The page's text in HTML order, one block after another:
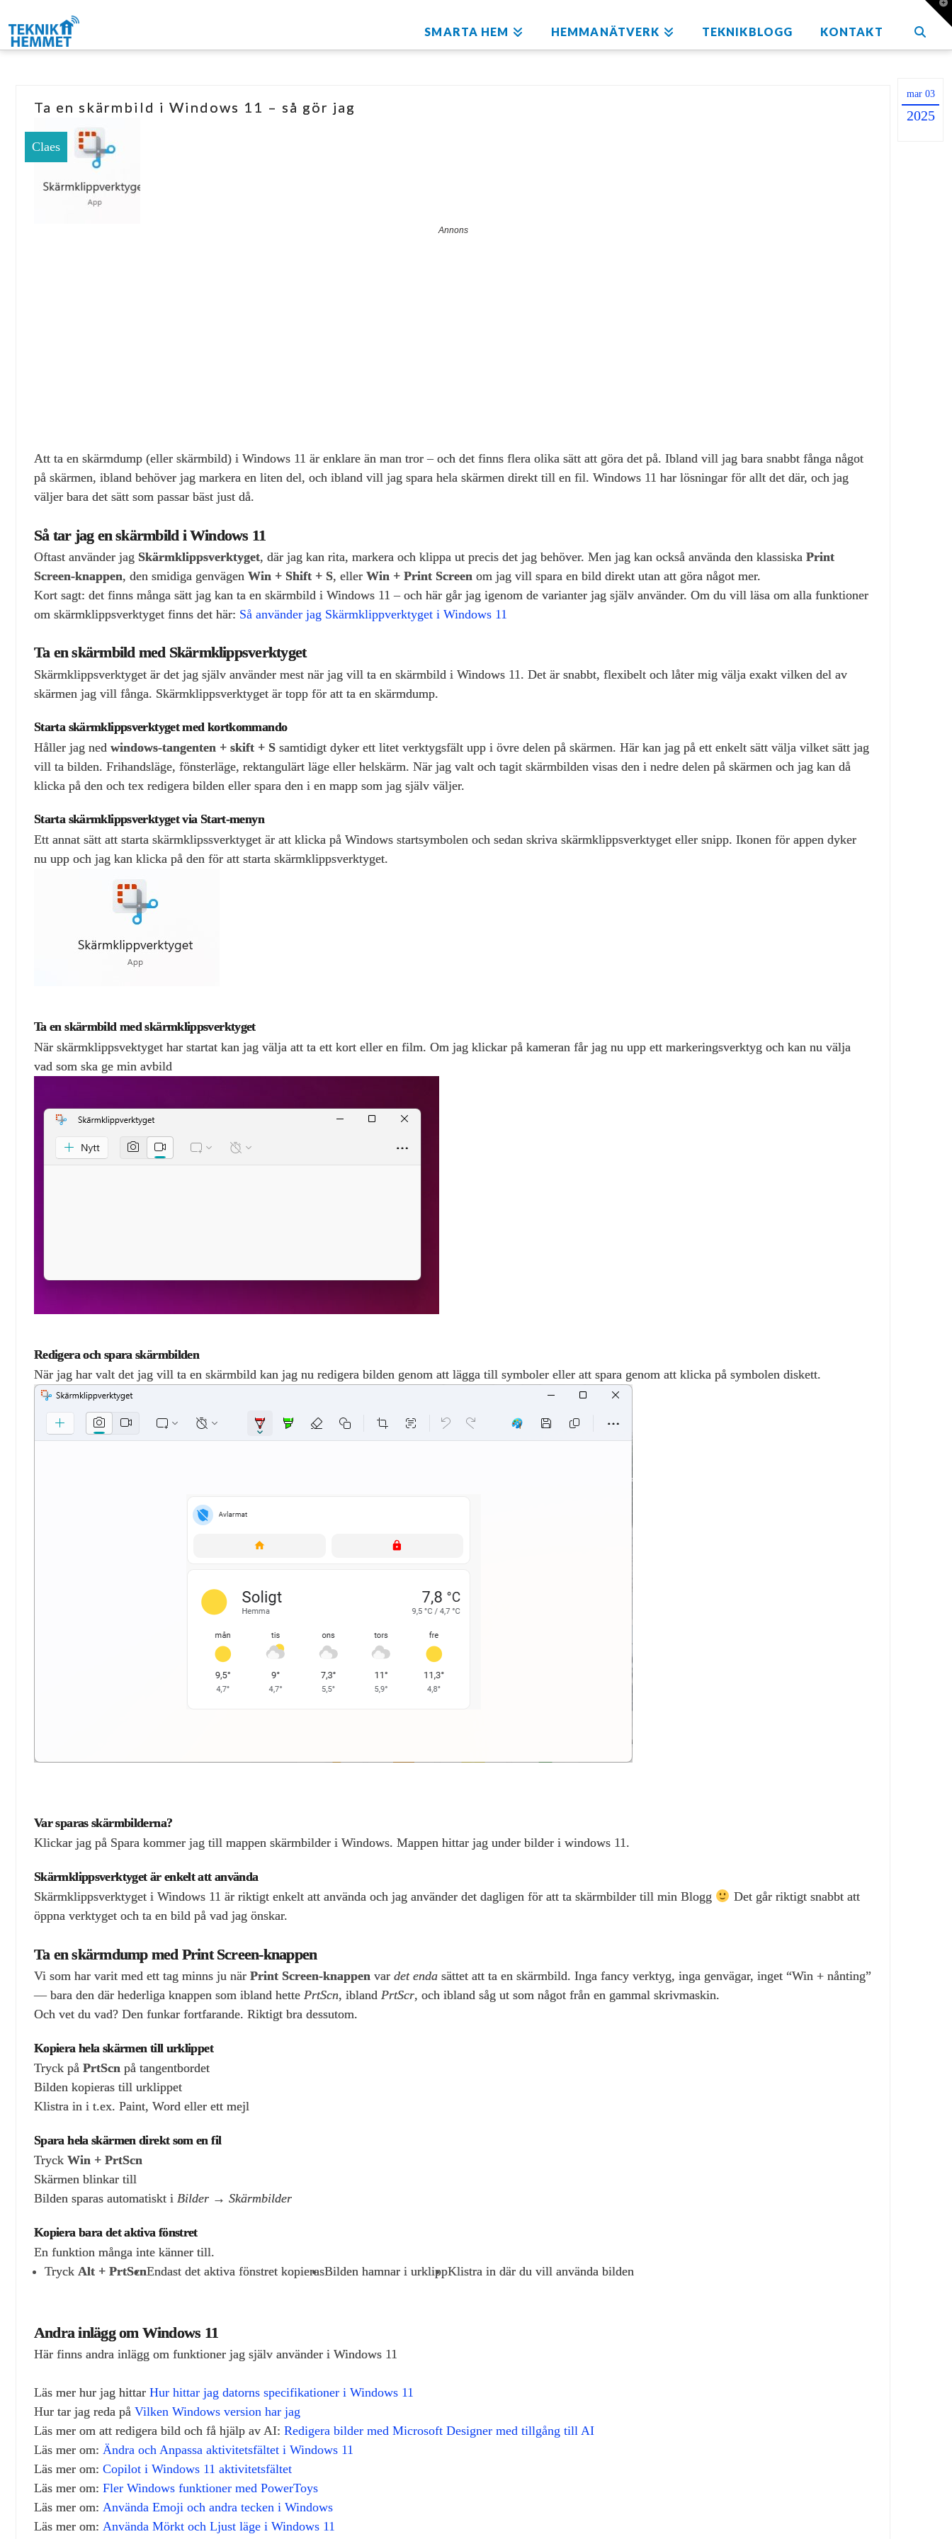
SMARTA HEM HEMMANÄTVERK TEKNIKBLOGG KONTAKT
mar 03
2025
Ta en skärmbild i Windows 11 – så gör jag
Claes
Att ta en skärmdump (eller skärmbild) i Windows 11 är enklare än man tror – och det finns flera olika sätt att göra det på. Ibland vill jag bara snabbt fånga något
på skärmen, ibland behöver jag markera en liten del, och ibland vill jag spara hela skärmen direkt till en fil. Windows 11 har lösningar för allt det där, och jag
väljer bara det sätt som passar bäst just då.
Så tar jag en skärmbild i Windows 11
Oftast använder jag Skärmklippsverktyget, där jag kan rita, markera och klippa ut precis det jag behöver. Men jag kan också använda den klassiska Print
Screen‑knappen, den smidiga genvägen Win + Shift + S, eller Win + Print Screen om jag vill spara en bild direkt utan att göra något mer.
Kort sagt: det finns många sätt jag kan ta en skärmbild i Windows 11 – och här går jag igenom de varianter jag själv använder. Om du vill läsa om alla funktioner
om skärmklippsverktyget finns det här: Så använder jag Skärmklippverktyget i Windows 11
Ta en skärmbild med Skärmklippsverktyget
Skärmklippsverktyget är det jag själv använder mest när jag vill ta en skärmbild i Windows 11. Det är snabbt, flexibelt och låter mig välja exakt vilken del av
skärmen jag vill fånga. Skärmklippsverktyget är topp för att ta en skärmdump.
Starta skärmklippsverktyget med kortkommando
Håller jag ned windows-tangenten + skift + S samtidigt dyker ett litet verktygsfält upp i övre delen på skärmen. Här kan jag på ett enkelt sätt välja vilket sätt jag
vill ta bilden. Frihandsläge, fönsterläge, rektangulärt läge eller helskärm. När jag valt och tagit skärmbilden visas den i nedre delen på skärmen och jag kan då
klicka på den och tex redigera bilden eller spara den i en mapp som jag själv väljer.
Starta skärmklippsverktyget via Start-menyn
Ett annat sätt att starta skärmklipssverktyget är att klicka på Windows startsymbolen och sedan skriva skärmklippsverktyget eller snipp. Ikonen för appen dyker
nu upp och jag kan klicka på den för att starta skärmklippsverktyget.
Ta en skärmbild med skärmklippsverktyget
När skärmklippsvektyget har startat kan jag välja att ta ett kort eller en film. Om jag klickar på kameran får jag nu upp ett markeringsverktyg och kan nu välja
vad som ska ge min avbild
Redigera och spara skärmbilden
När jag har valt det jag vill ta en skärmbild kan jag nu redigera bilden genom att lägga till symboler eller att spara genom att klicka på symbolen diskett.
Var sparas skärmbilderna?
Klickar jag på Spara kommer jag till mappen skärmbilder i Windows. Mappen hittar jag under bilder i windows 11.
Skärmklippsverktyget är enkelt att använda
Skärmklippsverktyget i Windows 11 är riktigt enkelt att använda och jag använder det dagligen för att ta skärmbilder till min Blogg
Det går riktigt snabbt att
öppna verktyget och ta en bild på vad jag önskar.
Ta en skärmdump med Print Screen‑knappen
Vi som har varit med ett tag minns ju när Print Screen‑knappen var det enda sättet att ta en skärmbild. Inga fancy verktyg, inga genvägar, inget “Win + nånting”
— bara den där hederliga knappen som ibland hette PrtScn, ibland PrtScr, och ibland såg ut som något från en gammal skrivmaskin.
Och vet du vad? Den funkar fortfarande. Riktigt bra dessutom.
Kopiera hela skärmen till urklippet
Tryck på PrtScn på tangentbordet
Bilden kopieras till urklippet
Klistra in i t.ex. Paint, Word eller ett mejl
Spara hela skärmen direkt som en fil
Tryck Win + PrtScn
Skärmen blinkar till
Bilden sparas automatiskt i Bilder → Skärmbilder
Kopiera bara det aktiva fönstret
En funktion många inte känner till.
Tryck Alt + PrtScnEndast det aktiva fönstret kopierasBilden hamnar i urklippKlistra in där du vill använda bilden
Andra inlägg om Windows 11
Här finns andra inlägg om funktioner jag själv använder i Windows 11
Läs mer hur jag hittar Hur hittar jag datorns specifikationer i Windows 11
Hur tar jag reda på Vilken Windows version har jag
Läs mer om att redigera bild och få hjälp av AI: Redigera bilder med Microsoft Designer med tillgång till AI
Läs mer om: Ändra och Anpassa aktivitetsfältet i Windows 11
Läs mer om: Copilot i Windows 11 aktivitetsfältet
Läs mer om: Fler Windows funktioner med PowerToys
Läs mer om: Använda Emoji och andra tecken i Windows
Läs mer om: Använda Mörkt och Ljust läge i Windows 11